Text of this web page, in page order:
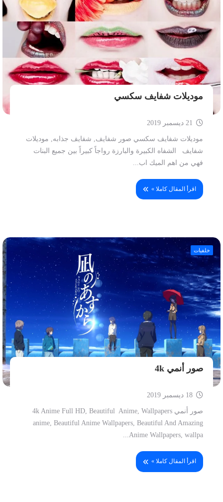
موديلات شفايف سكسي
موديلات شفايف سكسي صور شفايف, شفايف جذابه, موديلات
شفايف الشفاه الكبيرة والبارزة رواجاً كبيراً بين جميع البنات
فهي من اهم الميك اب...
اقرأ المقال كاملا »
خلفيات
صور أنمي 4k
صور أنمي 4k Anime Full HD, Beautiful Anime, Wallpapers
anime, Beautiful Anime Wallpapers, Beautiful And Amazing
Anime Wallpapers, wallpa...
اقرأ المقال كاملا »